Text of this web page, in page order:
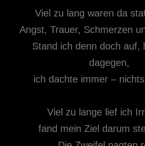
Viel zu lang waren da
Angst, Trauer, Schmerzen
Stand ich denn doch auf,
dagegen,
ich dachte immer –
Viel zu lange lief ich
fand mein Ziel darum